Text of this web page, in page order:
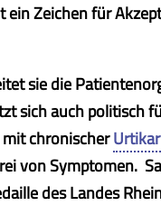
Zeichen für
sie die
sich auch politisch
chronischer
von Symptomen.
des Landes